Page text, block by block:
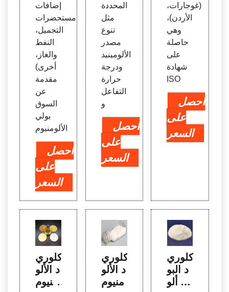
إضافات
مستحضرات
التجميل،
النفط
والغاز،
أخرى)
مقدمة
عن
السوق
بولي
الألومنيوم
احصل
على
السعر
المحددة
مثل
تنوع
مصدر
الألومينيد
ودرجة
حرارة
التفاعل
و
احصل
على
السعر
(غوجارات،
الأردن)،
وهي
حاصلة
على
شهادة
ISO
احصل
على
السعر
كلوري
د الألو
منيوم
كلوري
د الألو
منيوم
كلوري
د البو
لي ألو